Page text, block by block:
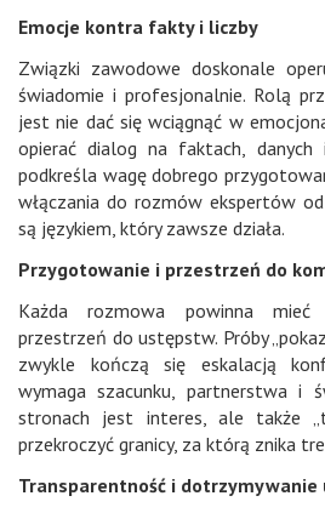
Emocje kontra fakty i liczby
Związki zawodowe doskonale
świadomie i profesjonalnie. Rolą
jest nie dać się wciągnąć w
opierać dialog na faktach, danych
podkreśla wagę dobrego
włączania do rozmów ekspertów
są językiem, który zawsze działa.
Przygotowanie i przestrzeń do
Każda rozmowa powinna
przestrzeń do ustępstw. Próby
zwykle kończą się eskalacją
wymaga szacunku, partnerstwa i
stronach jest interes, ale także
przekroczyć granicy, za którą znika
Transparentność i dotrzymywanie